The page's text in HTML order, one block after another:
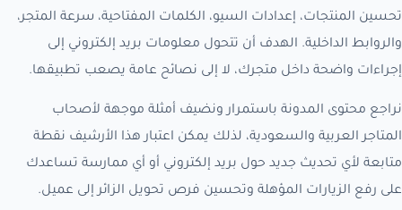
تحسين المنتجات، إعدادات السيو، الكلمات المفتاحية، سرعة المتجر،
والروابط الداخلية. الهدف أن تتحول معلومات بريد إلكتروني إلى
إجراءات واضحة داخل متجرك، لا إلى نصائح عامة يصعب تطبيقها.
نراجع محتوى المدونة باستمرار ونضيف أمثلة موجهة لأصحاب
المتاجر العربية والسعودية، لذلك يمكن اعتبار هذا الأرشيف نقطة
متابعة لأي تحديث جديد حول بريد إلكتروني أو أي ممارسة تساعدك
على رفع الزيارات المؤهلة وتحسين فرص تحويل الزائر إلى عميل.